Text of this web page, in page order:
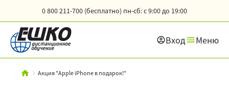
0 800 211-700 (бесплатно) пн-сб: с 9:00 до 19:00
Вход Меню
Акция "Apple iPhone в подарок!"